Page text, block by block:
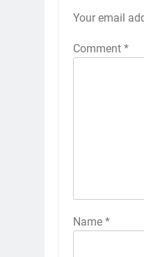
Your email
Comment *
Name *